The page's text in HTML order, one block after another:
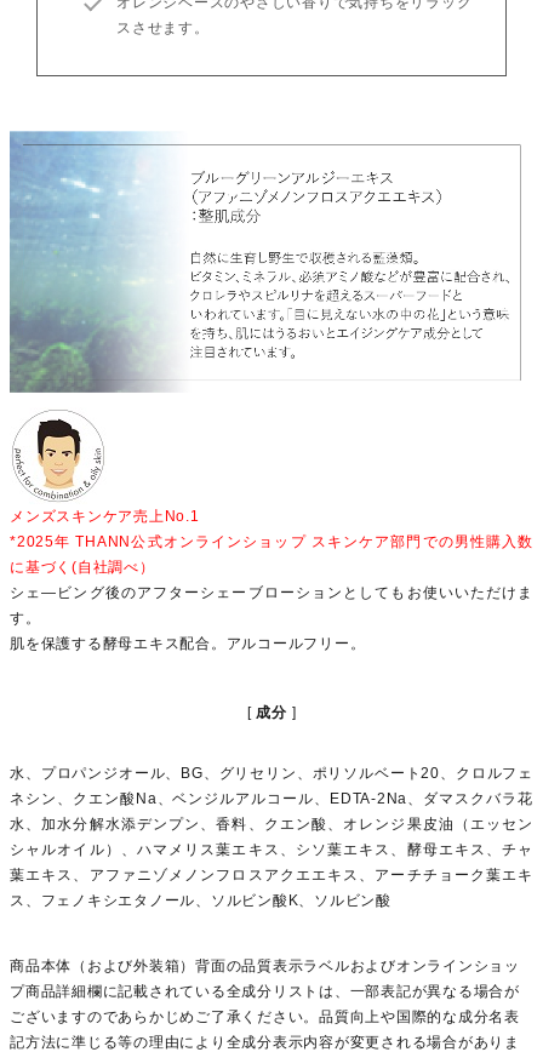
スさせます。
メンズスキンケア売上No.1
*2025年 THANN公式オンラインショップ スキンケア部門での男性購入数
に基づく(自社調べ）
シェ―ビング後のアフターシェーブローションとしてもお使いいただけま
す。
肌を保護する酵母エキス配合。アルコールフリー。
成分
水、プロパンジオール、BG、グリセリン、ポリソルベート20、クロルフェ
ネシン、クエン酸Na、ベンジルアルコール、EDTA-2Na、ダマスクバラ花
水、加水分解水添デンプン、香料、クエン酸、オレンジ果皮油（エッセン
シャルオイル）、ハマメリス葉エキス、シソ葉エキス、酵母エキス、チャ
葉エキス、アファニゾメノンフロスアクエエキス、アーチチョーク葉エキ
ス、フェノキシエタノール、ソルビン酸K、ソルビン酸
商品本体（および外装箱）背面の品質表示ラベルおよびオンラインショッ
プ商品詳細欄に記載されている全成分リストは、一部表記が異なる場合が
ございますのであらかじめご了承ください。品質向上や国際的な成分名表
記方法に準じる等の理由により全成分表示内容が変更される場合がありま